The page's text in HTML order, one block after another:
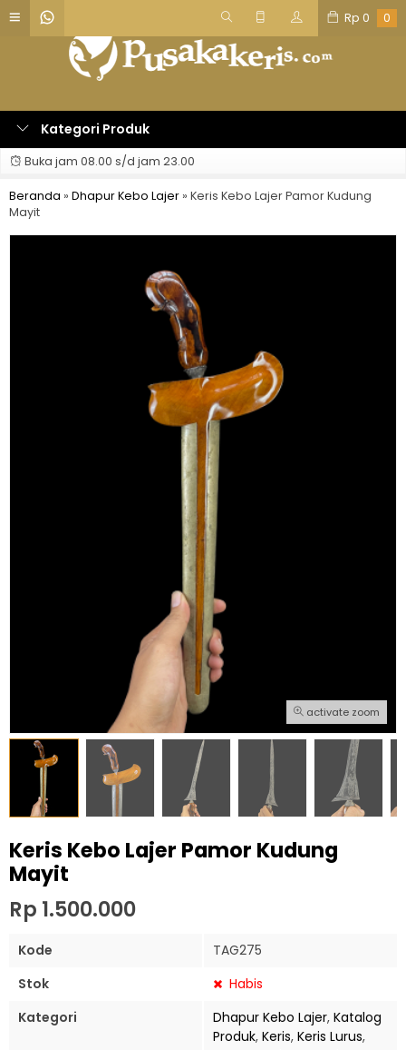
Rp 0 0
Kategori Produk
Buka jam 08.00 s/d jam 23.00
Beranda » Dhapur Kebo Lajer » Keris Kebo Lajer Pamor Kudung
Mayit
activate zoom
Keris Kebo Lajer Pamor Kudung
Mayit
Rp 1.500.000
Kode
TAG275
Stok
Habis
Kategori
Dhapur Kebo Lajer, Katalog
Produk, Keris, Keris Lurus,